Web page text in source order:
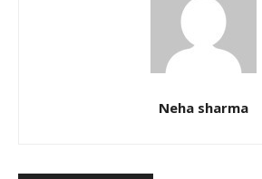
Neha sharma